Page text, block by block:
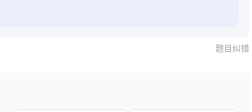
题目纠错